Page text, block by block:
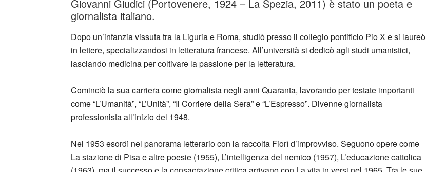
Giovanni Giudici (Portovenere, 1924 – La Spezia, 2011) è stato un poeta e
giornalista italiano.
Dopo un’infanzia vissuta tra la Liguria e Roma, studiò presso il collegio pontificio Pio X e si laureò
in lettere, specializzandosi in letteratura francese. All’università si dedicò agli studi umanistici,
lasciando medicina per coltivare la passione per la letteratura.
Cominciò la sua carriera come giornalista negli anni Quaranta, lavorando per testate importanti
come “L’Umanità”, “L’Unità”, “Il Corriere della Sera” e “L’Espresso”. Divenne giornalista
professionista all’inizio del 1948.
Nel 1953 esordì nel panorama letterario con la raccolta Fiorì d’improvviso. Seguono opere come
La stazione di Pisa e altre poesie (1955), L’intelligenza del nemico (1957), L’educazione cattolica